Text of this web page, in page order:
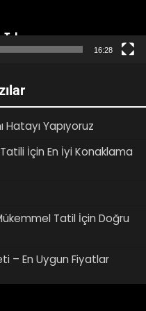
16:28
Hatayı Yapıyoruz
İçin En İyi Konaklama
Tatil İçin Doğru
– En Uygun Fiyatlar